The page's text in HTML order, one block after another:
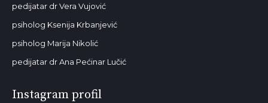
pedijatar dr Vera Vujović
psiholog Ksenija Krbanjević
psiholog Marija Nikolić
pedijatar dr Ana Pećinar Lučić
Instagram profil